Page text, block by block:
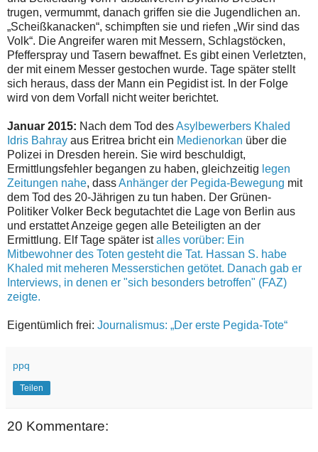
trugen, vermummt, danach griffen sie die Jugendlichen an.
„Scheißkanacken“, schimpften sie und riefen „Wir sind das
Volk“. Die Angreifer waren mit Messern, Schlagstöcken,
Pfefferspray und Tasern bewaffnet. Es gibt einen Verletzten,
der mit einem Messer gestochen wurde. Tage später stellt
sich heraus, dass der Mann ein Pegidist ist. In der Folge
wird von dem Vorfall nicht weiter berichtet.
Januar 2015: Nach dem Tod desAsylbewerbers Khaled
Idris Bahray aus Eritrea bricht ein Medienorkan über die
Polizei in Dresden herein. Sie wird beschuldigt,
Ermittlungsfehler begangen zu haben, gleichzeitig legen
Zeitungen nahe, dassAnhänger der Pegida-Bewegung mit
dem Tod des 20-Jährigen zu tun haben. Der Grünen-
Politiker Volker Beck begutachtet die Lage von Berlin aus
und erstattet Anzeige gegen alle Beteiligten an der
Ermittlung. Elf Tage später istalles vorüber: Ein
Mitbewohner des Toten gesteht die Tat. Hassan S. habe
Khaled mit meheren Messerstichen getötet. Danach gab er
Interviews, in denen er "sich besonders betroffen" (FAZ)
zeigte.
Eigentümlich frei: Journalismus: „Der erste Pegida-Tote“
ppq
Teilen
20 Kommentare: